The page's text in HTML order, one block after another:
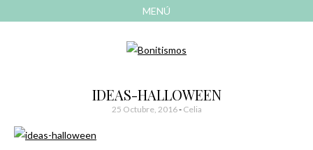
MENÚ
Bonitismos
IDEAS-HALLOWEEN
25 Octubre, 2016- Celia